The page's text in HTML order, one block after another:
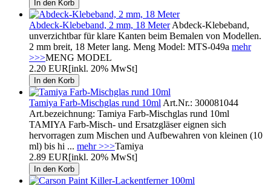
Abdeck-Klebeband, 2 mm, 18 MeterAbdeck-Klebeband,
unverzichtbar für klare Kanten beim Bemalen von Modellen.
2 mm breit, 18 Meter lang. Meng Model: MTS-049a mehr
>>>MENG MODEL
2.20 EUR[inkl. 20% MwSt]
Tamiya Farb-Mischglas rund 10ml Art.Nr.: 300081044
Art.bezeichnung: Tamiya Farb-Mischglas rund 10ml
TAMIYA Farb-Misch- und Ersatzgläser eignen sich
hervorragen zum Mischen und Aufbewahren von kleinen (10
ml) bis hi ... mehr >>>Tamiya
2.89 EUR[inkl. 20% MwSt]